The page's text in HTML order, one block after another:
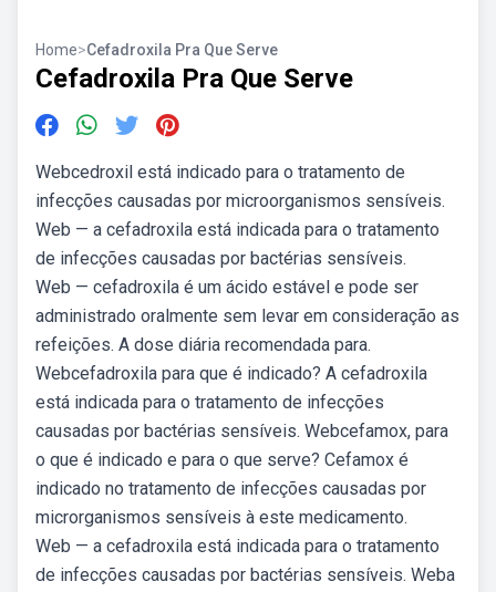
Home>Cefadroxila Pra Que Serve
Cefadroxila Pra Que Serve
Webcedroxil está indicado para o tratamento de
infecções causadas por microorganismos sensíveis.
Web — a cefadroxila está indicada para o tratamento
de infecções causadas por bactérias sensíveis.
Web — cefadroxila é um ácido estável e pode ser
administrado oralmente sem levar em consideração as
refeições. A dose diária recomendada para.
Webcefadroxila para que é indicado? A cefadroxila
está indicada para o tratamento de infecções
causadas por bactérias sensíveis. Webcefamox, para
o que é indicado e para o que serve? Cefamox é
indicado no tratamento de infecções causadas por
microrganismos sensíveis à este medicamento.
Web — a cefadroxila está indicada para o tratamento
de infecções causadas por bactérias sensíveis. Weba